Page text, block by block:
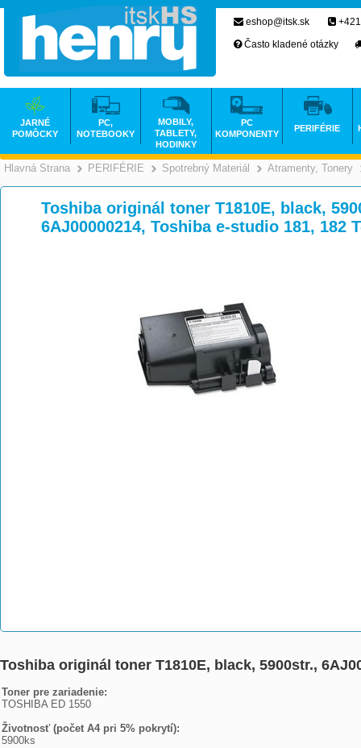
Hlavná Strana >
PERIFÉRIE >
Spotrebný Materiál >
Atramenty, Tonery
Toshiba originál toner T1810E, black,
6AJ00000214, Toshiba e-studio 181, 182
Toshiba originál toner T1810E, black, 5900str.,
Toner pre zariadenie:
TOSHIBA ED 1550
Životnosť (počet A4 pri 5% pokrytí):
5900ks
eshop@itsk.sk
Často kladené otázky
JARNÉ
POMÔCKY
PC,
NOTEBOOKY
MOBILY,
TABLETY,
HODINKY
PC
KOMPONENTY
PERIFÉRIE